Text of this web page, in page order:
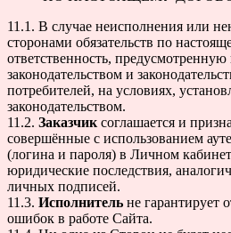
11.1. В случае неисполнения или
сторонами обязательств по
ответственность,
законодательством и
потребителей, на условиях,
законодательством.
11.2. Заказчик соглашается и
совершённые с использованием
(логина и пароля) в Личном
юридические последствия,
личных подписей.
11.3. Исполнитель не гарантирует
ошибок в работе Сайта.